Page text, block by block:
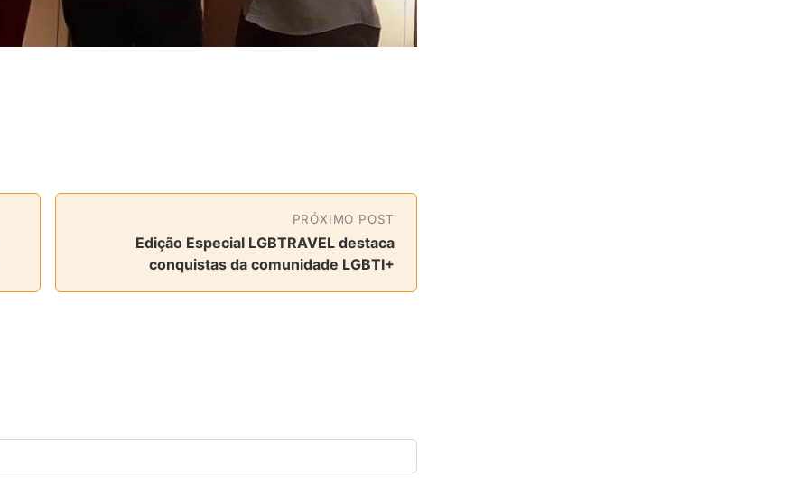
PRÓXIMO POST
Edição Especial LGBTRAVEL destaca
conquistas da comunidade LGBTI+